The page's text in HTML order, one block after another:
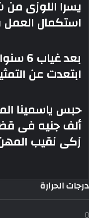
يسرا اللوزى
استكمال
بعد
ابتعدت عن
ألف جنيه فى
زكى نقيب المهن
درجات الحرارة